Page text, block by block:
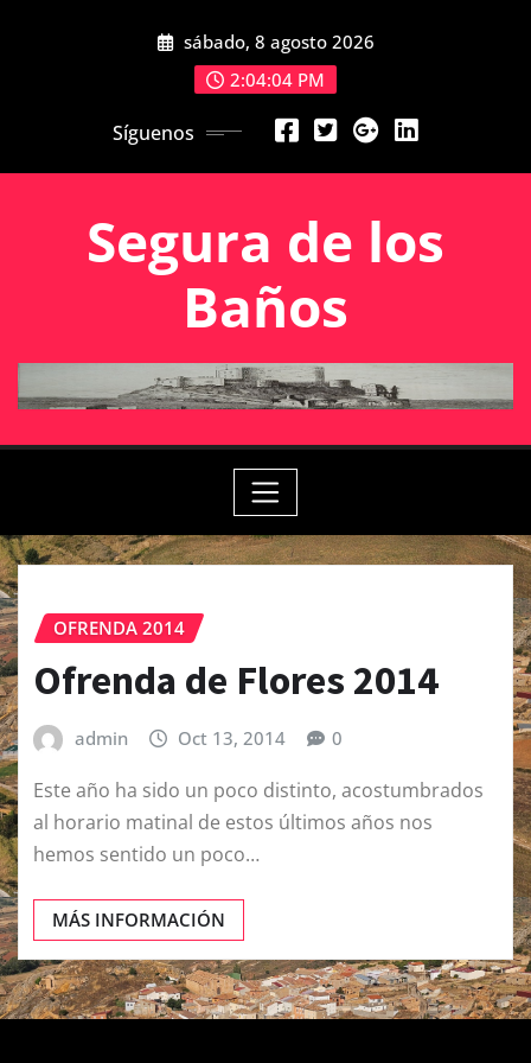
sábado, 8 agosto 2026
2:04:04 PM
Síguenos
Segura de los
Baños
OFRENDA 2014
Ofrenda de Flores 2014
admin Oct 13, 2014 0
Este año ha sido un poco distinto, acostumbrados
al horario matinal de estos últimos años nos
hemos sentido un poco…
MÁS INFORMACIÓN